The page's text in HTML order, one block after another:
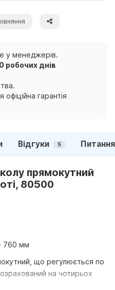
у менеджерів.
робочих днів
гарантія
Відгуки 5
прямокутний
80500
760 мм
що регулюється по
на чотирьох